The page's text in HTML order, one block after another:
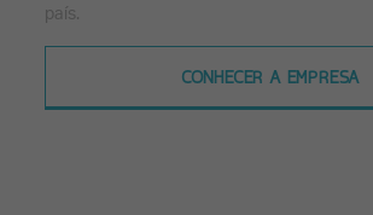
país.
CONHECER A EMPRESA